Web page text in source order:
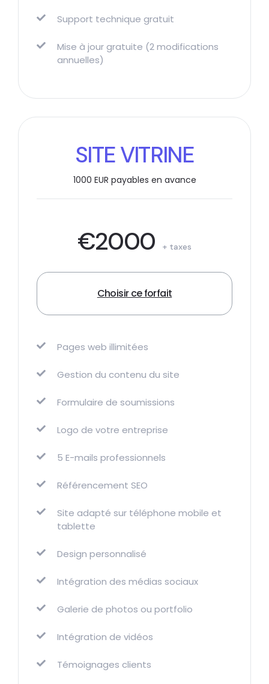
Support technique gratuit
Mise à jour gratuite (2 modifications
annuelles)
SITE VITRINE
1000 EUR payables en avance
€2000 + taxes
Choisir ce forfait
Pages web illimitées
Gestion du contenu du site
Formulaire de soumissions
Logo de votre entreprise
5 E-mails professionnels
Référencement SEO
Site adapté sur téléphone mobile et
tablette
Design personnalisé
Intégration des médias sociaux
Galerie de photos ou portfolio
Intégration de vidéos
Témoignages clients